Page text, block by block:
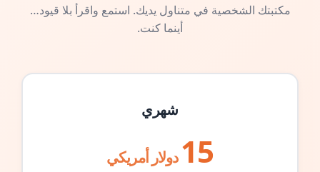
مكتبتك الشخصية في متناول يديك. استمع واقرأ بلا قيود…
أينما كنت.
شهري
15 دولار أمريكي